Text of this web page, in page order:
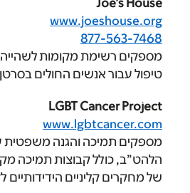
מקומות לשהייה הסמוכים למרכזי
החולים בסרטן ומשפחותיהם.
LGBT
והגנה משפטית עבור קהילת
קבוצות תמיכה מקוונות ומאגרי מידע
הידידותיים לקהילת הלהט”ב.